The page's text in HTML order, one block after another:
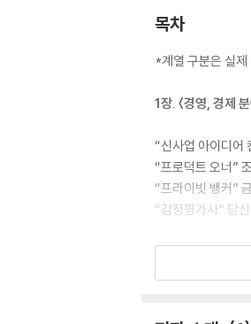
목차
*계열 구분은 실제
1장. 〈경영, 경제
“신사업 아이디어
“프로덕트 오너”
“프라이빗 뱅커”
“감정평가사” 당
2장. 〈사회학 분야